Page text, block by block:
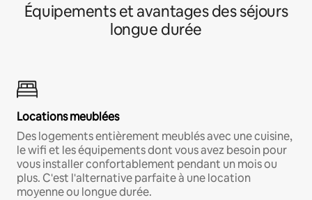
Équipements et avantages des séjours
longue durée
Locations meublées
Des logements entièrement meublés avec une cuisine,
le wifi et les équipements dont vous avez besoin pour
vous installer confortablement pendant un mois ou
plus. C'est l'alternative parfaite à une location
moyenne ou longue durée.